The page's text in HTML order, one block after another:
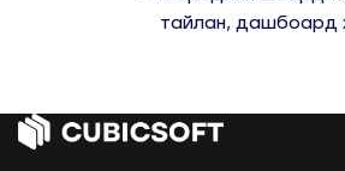
тайлан, дашбоард